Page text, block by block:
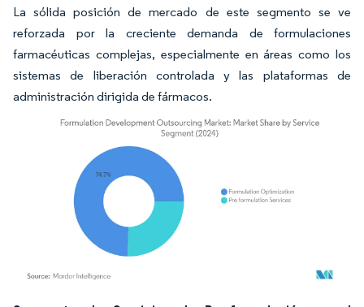
La sólida posición de mercado de este segmento se ve
reforzada por la creciente demanda de formulaciones
farmacéuticas complejas, especialmente en áreas como los
sistemas de liberación controlada y las plataformas de
administración dirigida de fármacos.